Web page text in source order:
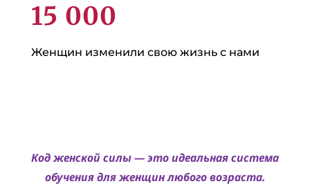
15 000
Женщин изменили свою жизнь с нами
Код женской силы — это идеальная система
обучения для женщин любого возраста.